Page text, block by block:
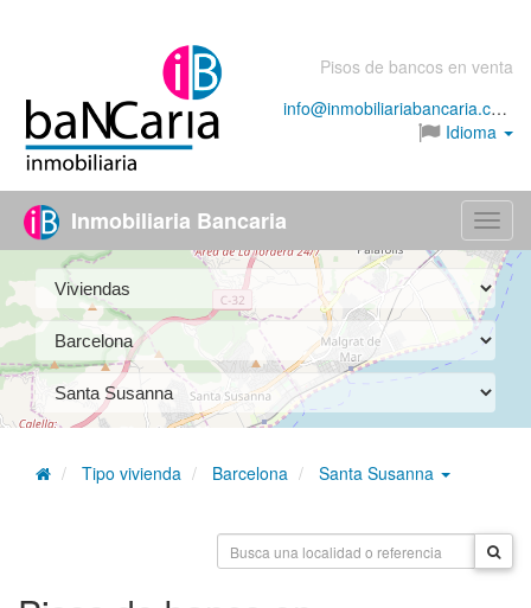
Pisos de bancos en venta
info@inmobiliariabancaria.com
Idioma
Menú
Inmobiliaria Bancaria
Tipo vivienda Barcelona Santa Susanna